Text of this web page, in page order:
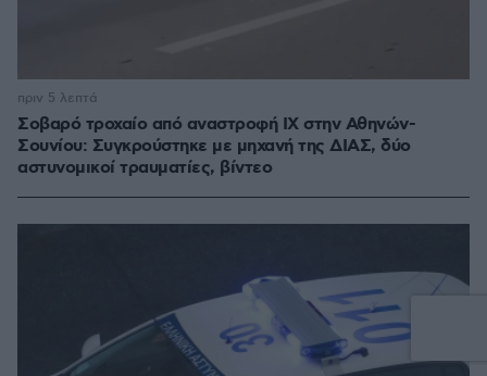
Σοβαρό τροχαίο από αναστροφή ΙΧ στην Αθηνών-
Σουνίου: Συγκρούστηκε με μηχανή της ΔΙΑΣ, δύο
αστυνομικοί τραυματίες, βίντεο
πριν 5 λεπτά